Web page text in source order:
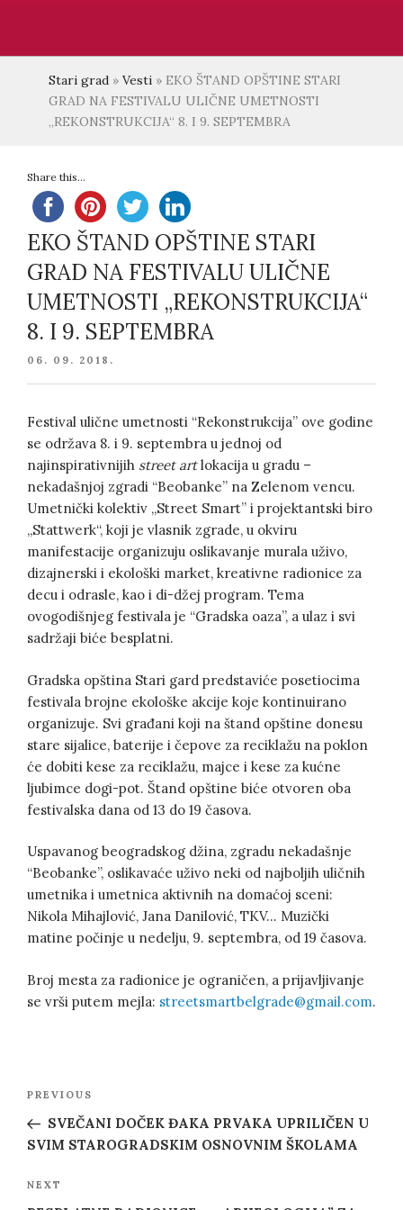
Stari grad » Vesti » EKO ŠTAND OPŠTINE STARI
GRAD NA FESTIVALU ULIČNE UMETNOSTI
„REKONSTRUKCIJA“ 8. I 9. SEPTEMBRA
Share this...
EKO ŠTAND OPŠTINE STARI
GRAD NA FESTIVALU ULIČNE
UMETNOSTI „REKONSTRUKCIJA“
8. I 9. SEPTEMBRA
POSTED
06. 09. 2018.
Festival ulične umetnosti “Rekonstrukcija” ove godine
se održava 8. i 9. septembra u jednoj od
najinspirativnijih street artlokacija u gradu –
nekadašnjoj zgradi “Beobanke” na Zelenom vencu.
Umetnički kolektiv „Street Smart” i projektantski biro
„Stattwerk“, koji je vlasnik zgrade, u okviru
manifestacije organizuju oslikavanje murala uživo,
dizajnerski i ekološki market, kreativne radionice za
decu i odrasle, kao i di-džej program. Tema
ovogodišnjeg festivala je “Gradska oaza”, a ulaz i svi
sadržaji biće besplatni.
Gradska opština Stari gard predstaviće posetiocima
festivala brojne ekološke akcije koje kontinuirano
organizuje. Svi građani koji na štand opštine donesu
stare sijalice, baterije i čepove za reciklažu na poklon
će dobiti kese za reciklažu, majce i kese za kućne
ljubimce dogi-pot. Štand opštine biće otvoren oba
festivalska dana od 13 do 19 časova.
Uspavanog beogradskog džina, zgradu nekadašnje
“Beobanke”, oslikavaće uživo neki od najboljih uličnih
umetnika i umetnica aktivnih na domaćoj sceni:
Nikola Mihajlović, Jana Danilović, TKV… Muzički
matine počinje u nedelju, 9. septembra, od 19 časova.
Broj mesta za radionice je ograničen, a prijavljivanje
se vrši putem mejla: streetsmartbelgrade@gmail.com.
Post
navigation
Previous
Post
PREVIOUS
SVEČANI DOČEK ĐAKA PRVAKA UPRILIČEN U
SVIM STAROGRADSKIM OSNOVNIM ŠKOLAMA
Next
NEXT